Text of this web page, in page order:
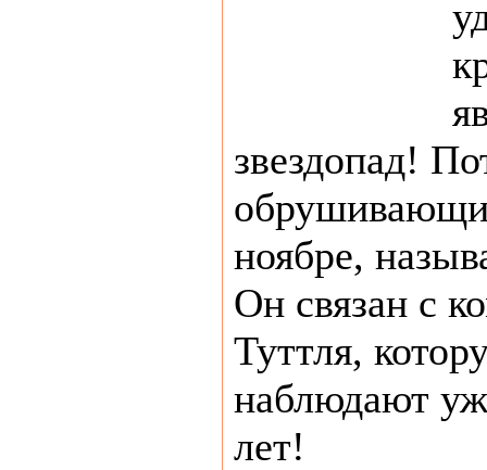
звездопад!
ноябре,
Он связан с
Туттля,
наблюдают
лет!